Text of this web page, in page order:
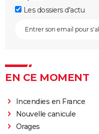
Les dossiers d'actu
EN CE MOMENT
Incendies en France
Nouvelle canicule
Orages